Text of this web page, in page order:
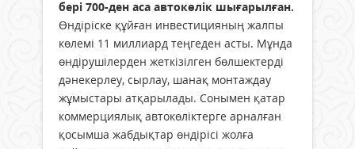
бері 700-ден аса автокөлік шығарылған.
Өндіріске құйған инвестицияның жалпы
көлемі 11 миллиард теңгеден асты. Мұнда
өндірушілерден жеткізілген бөлшектерді
дәнекерлеу, сырлау, шанақ монтаждау
жұмыстары атқарылады. Сонымен қатар
коммерциялық автокөліктерге арналған
қосымша жабдықтар өндірісі жолға